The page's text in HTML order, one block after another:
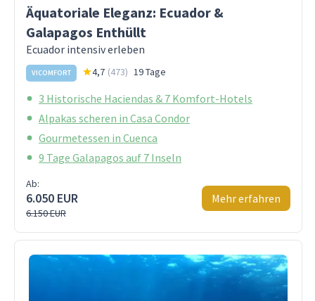
Äquatoriale Eleganz: Ecuador &
Galapagos Enthüllt
Ecuador intensiv erleben
VICOMFORT 4,7 (473) 19 Tage
3 Historische Haciendas & 7 Komfort-Hotels
Alpakas scheren in Casa Condor
Gourmetessen in Cuenca
9 Tage Galapagos auf 7 Inseln
Ab:
6.050 EUR
6.150 EUR
Mehr erfahren